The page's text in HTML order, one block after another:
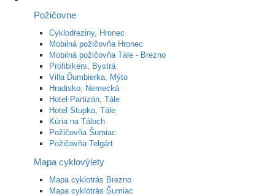
Požičovne
Cyklodreziny, Hronec
Mobilná požičovňa Hronec
Mobilná požičovňa Tále - Brezno
Profibikers, Bystrá
Villa Ďumbierka, Mýto
Hradisko, Nemecká
Hotel Partizán, Tále
Hotel Stupka, Tále
Kúria na Táloch
Požičovňa Šumiac
Požičovňa Telgárt
Mapa cyklovýlety
Mapa cyklotrás Brezno
Mapa cyklotrás Šumiac